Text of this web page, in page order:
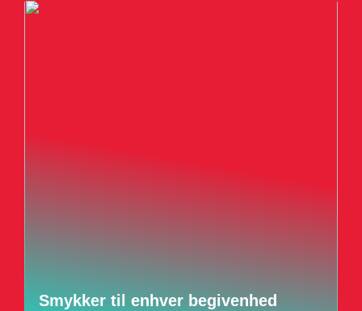
Smykker til enhver begivenhed